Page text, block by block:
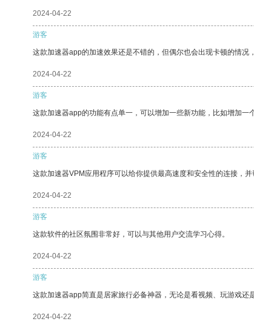
2024-04-22
游客
这款加速器app的加速效果还是不错的，但偶尔也会出现卡顿的情况
2024-04-22
游客
这款加速器app的功能有点单一，可以增加一些新功能，比如增加一
2024-04-22
游客
这款加速器VPM应用程序可以给你提供最高速度和安全性的连接，并
2024-04-22
游客
这款软件的社区氛围非常好，可以与其他用户交流学习心得。
2024-04-22
游客
这款加速器app简直是居家旅行必备神器，无论是看视频、玩游戏
2024-04-22